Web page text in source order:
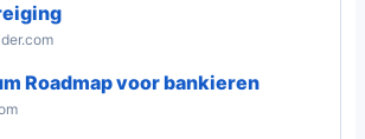
Roadmap voor bankieren